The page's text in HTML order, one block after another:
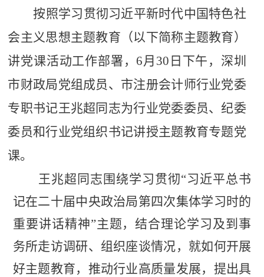
按照学习贯彻习近平新时代中国特色社
会主义思想主题教育（以下简称主题教育）
讲党课活动工作部署， 6月30日下午 ， 深圳
市财政局党组成员、市注册会计师行业党委
专职书记王兆超同志为行业党委委员、纪委
委员和行业党组织书记讲授主题教育专题党
课。
王兆超同志围绕学习贯彻“习近平总书
记在二十届中央政治局第四次集体学习时的
重要讲话精神”主题，结合理论学习及到事
务所走访调研、组织座谈情况，就如何开展
好主题教育，推动行业高质量发展，提出具